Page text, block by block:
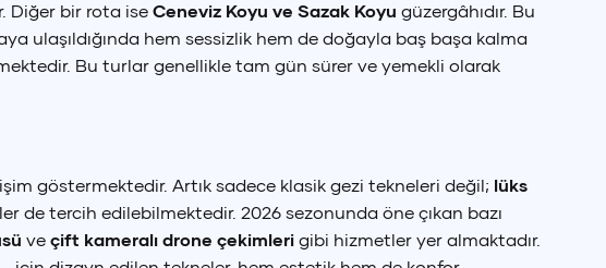
Diğer bir rota ise Ceneviz Koyu ve Sazak Koyu güzergâhıdır. Bu
ulaşıldığında hem sessizlik hem de doğayla baş başa kalma
Bu turlar genellikle tam gün sürer ve yemekli olarak
göstermektedir. Artık sadece klasik gezi tekneleri değil; lüks
de tercih edilebilmektedir. 2026 sezonunda öne çıkan bazı
ve çift kameralı drone çekimleri gibi hizmetler yer almaktadır.